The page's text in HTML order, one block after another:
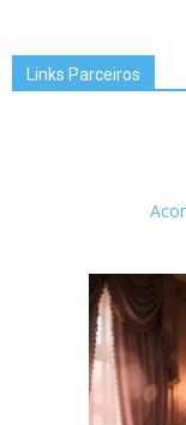
Links Parceiros